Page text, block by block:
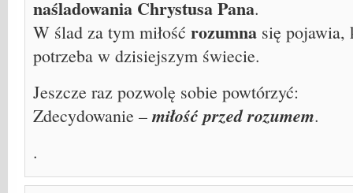
naśladowania Chrystusa Pana.
W ślad za tym miłość rozumna się pojawia,
potrzeba w dzisiejszym świecie.
Jeszcze raz pozwolę sobie powtórzyć:
Zdecydowanie – miłość przed rozumem.
.